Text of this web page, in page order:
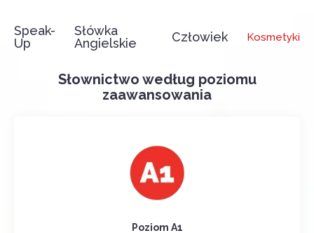
Speak-
Up
Słówka
Angielskie
Człowiek Kosmetyki
Słownictwo według poziomu
zaawansowania
Poziom A1